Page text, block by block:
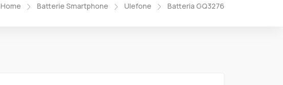
Home Batterie Smartphone Ulefone Batteria GQ3276